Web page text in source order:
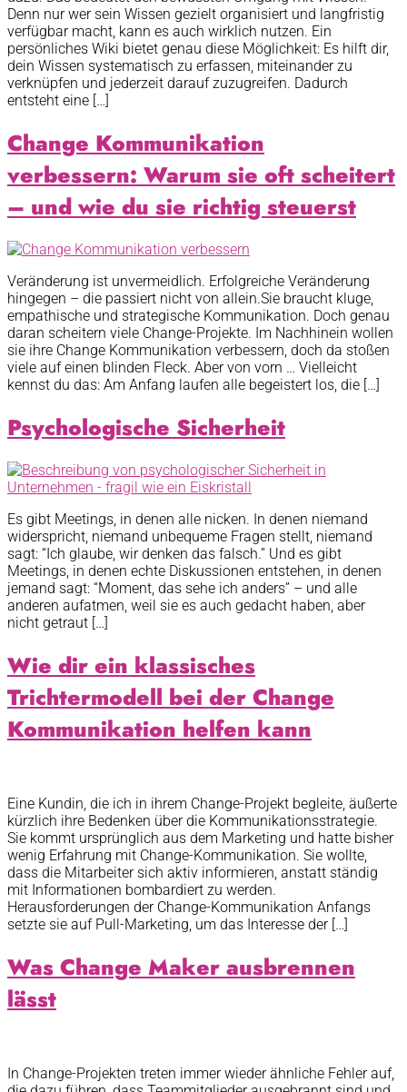
Denn nur wer sein Wissen gezielt organisiert und langfristig
verfügbar macht, kann es auch wirklich nutzen. Ein
persönliches Wiki bietet genau diese Möglichkeit: Es hilft dir,
dein Wissen systematisch zu erfassen, miteinander zu
verknüpfen und jederzeit darauf zuzugreifen. Dadurch
entsteht eine […]
Change Kommunikation
verbessern: Warum sie oft scheitert
– und wie du sie richtig steuerst
Veränderung ist unvermeidlich. Erfolgreiche Veränderung
hingegen – die passiert nicht von allein.Sie braucht kluge,
empathische und strategische Kommunikation. Doch genau
daran scheitern viele Change-Projekte. Im Nachhinein wollen
sie ihre Change Kommunikation verbessern, doch da stoßen
viele auf einen blinden Fleck. Aber von vorn … Vielleicht
kennst du das: Am Anfang laufen alle begeistert los, die […]
Psychologische Sicherheit
Es gibt Meetings, in denen alle nicken. In denen niemand
widerspricht, niemand unbequeme Fragen stellt, niemand
sagt: “Ich glaube, wir denken das falsch.” Und es gibt
Meetings, in denen echte Diskussionen entstehen, in denen
jemand sagt: “Moment, das sehe ich anders” – und alle
anderen aufatmen, weil sie es auch gedacht haben, aber
nicht getraut […]
Wie dir ein klassisches
Trichtermodell bei der Change
Kommunikation helfen kann
Eine Kundin, die ich in ihrem Change-Projekt begleite, äußerte
kürzlich ihre Bedenken über die Kommunikationsstrategie.
Sie kommt ursprünglich aus dem Marketing und hatte bisher
wenig Erfahrung mit Change-Kommunikation. Sie wollte,
dass die Mitarbeiter sich aktiv informieren, anstatt ständig
mit Informationen bombardiert zu werden.
Herausforderungen der Change-Kommunikation Anfangs
setzte sie auf Pull-Marketing, um das Interesse der […]
Was Change Maker ausbrennen
lässt
In Change-Projekten treten immer wieder ähnliche Fehler auf,